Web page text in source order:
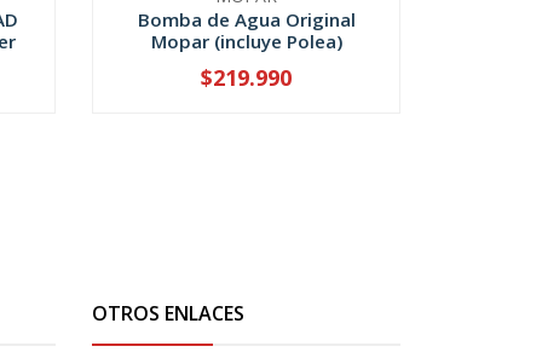
Bomba de Agua Original
Mopar (incluye Polea)
+
$219.990
OTROS ENLACES